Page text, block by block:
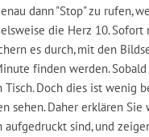
dann "Stop" zu rufen,
die Herz 10.
es durch, mit den
finden werden.
Doch dies ist wenig
sehen. Daher erklären
sind, und